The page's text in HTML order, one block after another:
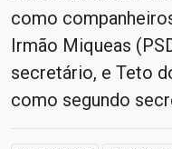
como
Irmão Miqueas
secretário, e Teto
como segundo